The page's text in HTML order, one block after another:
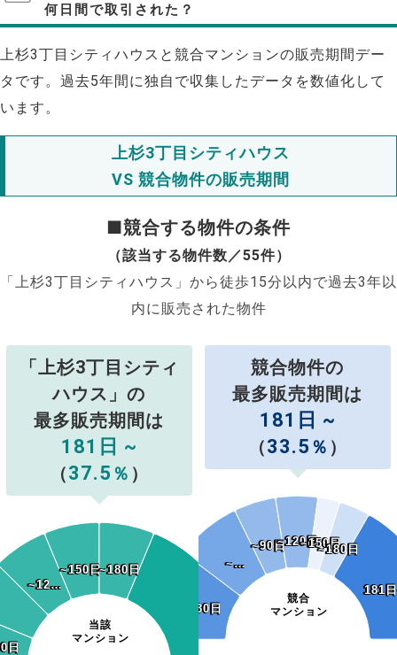
何日間で取引された？
上杉3丁目シティハウスと競合マンションの販売期間デー
タです。過去5年間に独自で収集したデータを数値化して
います。
上杉3丁目シティハウス
VS 競合物件の販売期間
■競合する物件の条件
（該当する物件数／55件）
「上杉3丁目シティハウス」から徒歩15分以内で過去3年以
内に販売された物件
「上杉3丁目シティ
ハウス」の
最多販売期間は
181日 ~
（37.5 ％ ）
当該
マンション
日
日
~12…
~12…
~150日
~150日~180日
~180日
競合物件の
最多販売期間は
181日 ~
（33.5 ％ ）
競合
マンション
~30日
~30日
~…
~…
~90日
~90日~120日
~120日~150日
~150日
~180日
~180日
181
181